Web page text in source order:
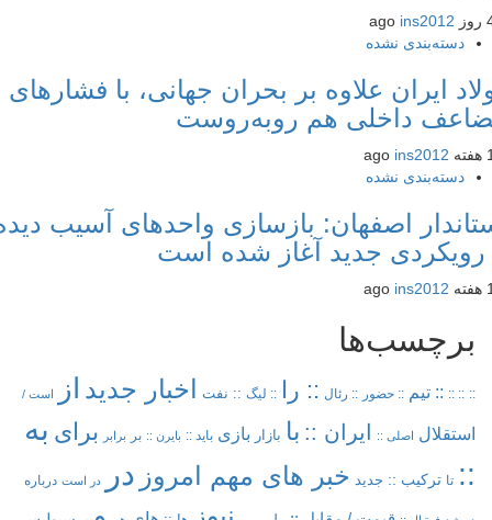
ins2012
دسته‌بندی نشده
ایران علاوه بر بحران جهانی، با فشارهای
داخلی هم روبه‌روست
ins2012
دسته‌بندی نشده
اصفهان: بازسازی واحدهای آسیب دیده
جدید آغاز شده است
ins2012
برچسب‌ها
:: :: :: تیم :: حضور :: رئال :: را :: لیگ :: نفت اخبار جدیداز است /
استقلال اصلی :: ایران :: با بازار بازی باید :: بایرن :: بر برابر برایبه
تا ترکیب :: جدید خبر های مهم امروزدر در است درباره